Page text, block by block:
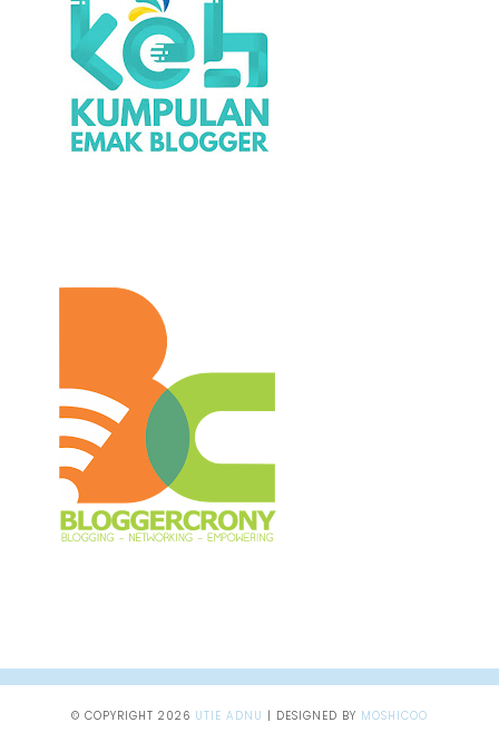
© COPYRIGHT 2026 UTIE ADNU | DESIGNED BY MOSHICOO